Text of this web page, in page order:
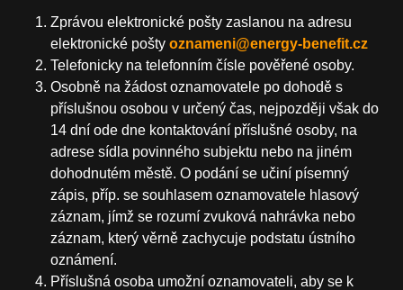
Zprávou elektronické pošty zaslanou na adresu
elektronické pošty oznameni@energy-benefit.cz
Telefonicky na telefonním čísle pověřené osoby.
Osobně na žádost oznamovatele po dohodě s
příslušnou osobou v určený čas, nejpozději však do
14 dní ode dne kontaktování příslušné osoby, na
adrese sídla povinného subjektu nebo na jiném
dohodnutém městě. O podání se učiní písemný
zápis, příp. se souhlasem oznamovatele hlasový
záznam, jímž se rozumí zvuková nahrávka nebo
záznam, který věrně zachycuje podstatu ústního
oznámení.
Příslušná osoba umožní oznamovateli, aby se k